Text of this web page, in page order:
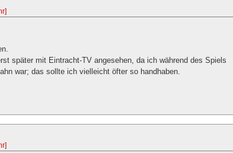
später mit Eintracht-TV angesehen, da ich während des Spiels
war; das sollte ich vielleicht öfter so handhaben.